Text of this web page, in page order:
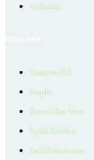
Verilerimiz
Danışman Bul
Projeler
Ücretsiz İlan Verin
Üyelik Paketleri
EmlakZeka Asistan